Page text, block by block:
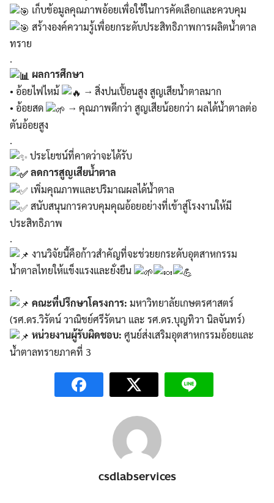
Search
เก็บข้อมูลคุณภาพอ้อยเพื่อใช้ในการคัดเลือกและควบคุม
สร้างองค์ความรู้เพื่อยกระดับประสิทธิภาพการผลิตน้ำตาล
ทราย
.
ผลการศึกษา
• อ้อยไฟไหม้
→ สิ่งปนเปื้อนสูง สูญเสียน้ำตาลมาก
• อ้อยสด
→ คุณภาพดีกว่า สูญเสียน้อยกว่า ผลได้น้ำตาลต่อ
ตันอ้อยสูง
.
ประโยชน์ที่คาดว่าจะได้รับ
ลดการสูญเสียน้ำตาล
เพิ่มคุณภาพและปริมาณผลได้น้ำตาล
สนับสนุนการควบคุมคุณอ้อยอย่างที่เข้าสู่โรงงานให้มี
ประสิทธิภาพ
.
งานวิจัยนี้คือก้าวสำคัญที่จะช่วยยกระดับอุตสาหกรรม
น้ำตาลไทยให้แข็งแรงและยั่งยืน
.
คณะที่ปรึกษาโครงการ: มหาวิทยาลัยเกษตรศาสตร์
(รศ.ดร.วิรัตน์ วาณิชย์ศรีรัตนา และ รศ.ดร.บุญทิวา นิลจันทร์)
หน่วยงานผู้รับผิดชอบ: ศูนย์ส่งเสริมอุตสาหกรรมอ้อยและ
น้ำตาลทรายภาคที่ 3
csdlabservices